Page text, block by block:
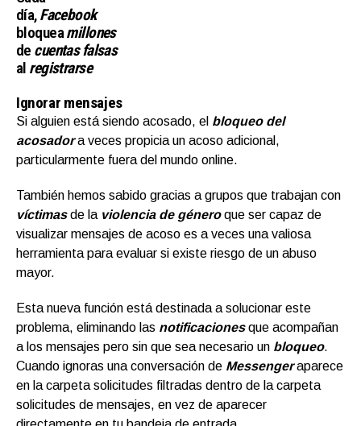
día,Facebook
bloqueamillones
de cuentas falsas
al registrarse
Ignorar mensajes
Si alguien está siendo acosado, el bloqueo del
acosadora veces propicia un acoso adicional,
particularmente fuera del mundo online.
También hemos sabido gracias a grupos que trabajan con
víctimasde la violencia de géneroque ser capaz de
visualizar mensajes de acoso es a veces una valiosa
herramienta para evaluar si existe riesgo de un abuso
mayor.
Esta nueva función está destinada a solucionar este
problema, eliminando las notificacionesque acompañan
a los mensajes pero sin que sea necesario un bloqueo.
Cuando ignoras una conversación de Messengeraparece
en la carpeta solicitudes filtradas dentro de la carpeta
solicitudes de mensajes, en vez de aparecer